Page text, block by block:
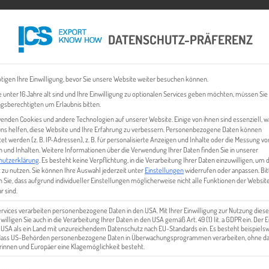
EXPORT BUSINESS PLÄNE EVENTS & NEWS INHALT
PROJEKT EXPORT KNOW
DATENSCHUTZ-PRÄFERENZ
Ihre Einwilligung, bevor Sie unsere Website weiter besuchen können.
unter 16 Jahre alt sind und Ihre Einwilligung zu optionalen Services geben möchten, müssen
um Erlaubnis bitten.
Cookies und andere Technologien auf unserer Website. Einige von ihnen sind essenziell,
helfen, diese Website und Ihre Erfahrung zu verbessern. Personenbezogene Daten können
werden (z. B. IP-Adressen), z. B. für personalisierte Anzeigen und Inhalte oder die Messung
und Inhalten. Weitere Informationen über die Verwendung Ihrer Daten finden Sie in unserer
Es besteht keine Verpflichtung, in die Verarbeitung Ihrer Daten einzuwilligen, um
nutzen. Sie können Ihre Auswahl jederzeit unterEinstellungenwiderrufen oder anpassen.
Sie, dass aufgrund individueller Einstellungen möglicherweise nicht alle Funktionen der Website
sind.
verarbeiten personenbezogene Daten in den USA. Mit Ihrer Einwilligung zur Nutzung
Sie auch in die Verarbeitung Ihrer Daten in den USA gemäß Art. 49 (1) lit. a GDPR ein. Der
als ein Land mit unzureichendem Datenschutz nach EU-Standards ein. Es besteht
US-Behörden personenbezogene Daten in Überwachungsprogrammen verarbeiten, ohne
und Europäer eine Klagemöglichkeit besteht.